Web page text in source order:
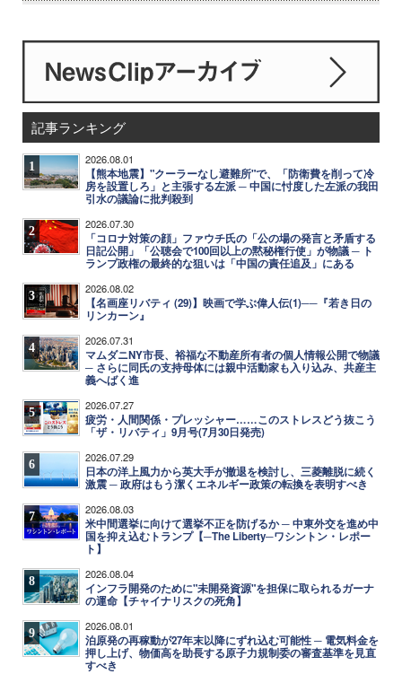
記事ランキング
1 2026.08.01
【熊本地震】"クーラーなし避難所"で、「防衛費を削って冷
房を設置しろ」と主張する左派 ─ 中国に忖度した左派の我田
引水の議論に批判殺到
2 2026.07.30
「コロナ対策の顔」ファウチ氏の「公の場の発言と矛盾する
日記公開」「公聴会で100回以上の黙秘権行使」が物議 ─ ト
ランプ政権の最終的な狙いは「中国の責任追及」にある
3 2026.08.02
【名画座リバティ (29)】映画で学ぶ偉人伝(1)──『若き日の
リンカーン』
4 2026.07.31
マムダニNY市長、裕福な不動産所有者の個人情報公開で物議
─ さらに同氏の支持母体には親中活動家も入り込み、共産主
義へばく進
5 2026.07.27
疲労・人間関係・プレッシャー……このストレスどう抜こう
「ザ・リバティ」9月号(7月30日発売)
6 2026.07.29
日本の洋上風力から英大手が撤退を検討し、三菱離脱に続く
激震 ─ 政府はもう潔くエネルギー政策の転換を表明すべき
7 2026.08.03
米中間選挙に向けて選挙不正を防げるか ─ 中東外交を進め中
国を抑え込むトランプ【─The Liberty─ワシントン・レポー
ト】
8 2026.08.04
インフラ開発のために"未開発資源"を担保に取られるガーナ
の運命【チャイナリスクの死角】
9 2026.08.01
泊原発の再稼動が27年末以降にずれ込む可能性 ─ 電気料金を
押し上げ、物価高を助長する原子力規制委の審査基準を見直
すべき